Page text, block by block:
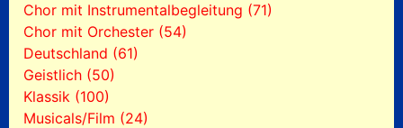
Chor mit Instrumentalbegleitung (71)
Chor mit Orchester (54)
Deutschland (61)
Geistlich (50)
Klassik (100)
Musicals/Film (24)